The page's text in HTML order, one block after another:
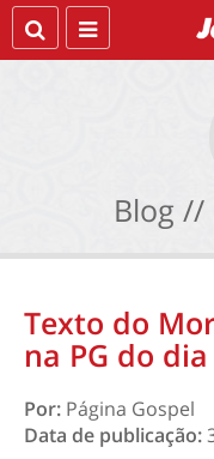
Blog //
Texto do
na PG do
Por: Página Gospel
Data de publicação: